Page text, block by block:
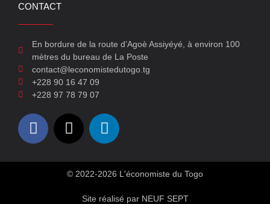
CONTACT
En bordure de la route d’Agoè Assiyéyé, à environ 100
mètres du bureau de La Poste
contact@leconomistedutogo.tg
+228 90 16 47 09
+228 97 78 79 07
© 2022-2026 L'économiste du Togo
Site réalisé par NEUF SEPT